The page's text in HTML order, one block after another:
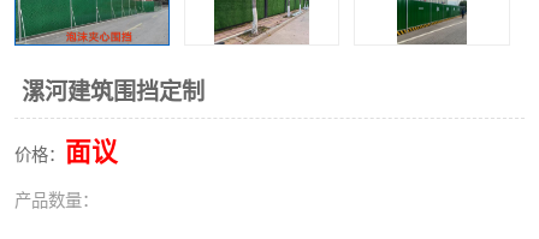
漯河建筑围挡定制
价格： 面议
产品数量：